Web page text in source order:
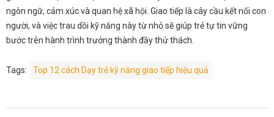
ngôn ngữ, cảm xúc và quan hệ xã hội. Giao tiếp là cây cầu kết nối con
người, và việc trau dồi kỹ năng này từ nhỏ sẽ giúp trẻ tự tin vững
bước trên hành trình trưởng thành đầy thử thách.
Tags: Top 12 cách Dạy trẻ kỹ năng giao tiếp hiệu quả